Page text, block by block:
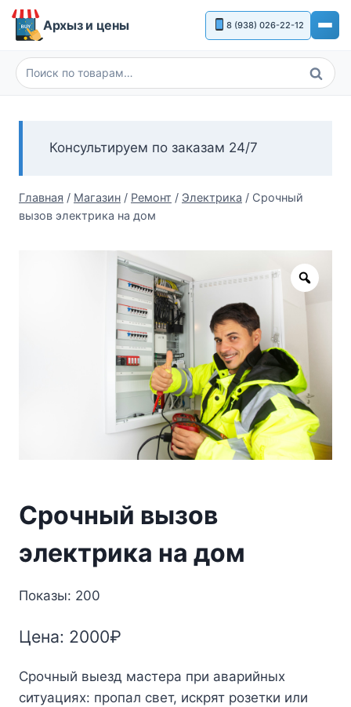
Перейти
Архыз и цены 8 (938) 026-22-12
Искать:
Поиск
Консультируем по заказам 24/7
Главная / Магазин / Ремонт / Электрика / Срочный
вызов электрика на дом
Zoom
Срочный вызов
электрика на дом
Показы: 200
Цена: 2000₽
Срочный выезд мастера при аварийных
ситуациях: пропал свет, искрят розетки или